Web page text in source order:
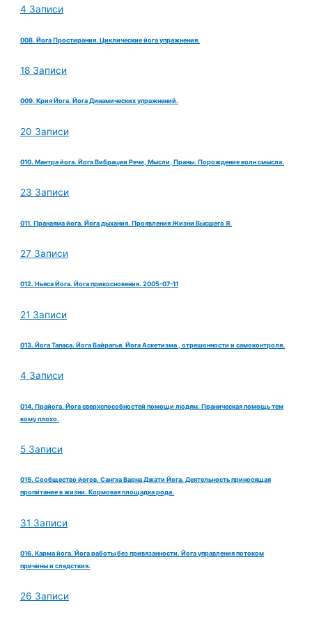
4 Записи
008. Йога Простирания. Циклические йога упражнения.
18 Записи
009. Крия Йога. Йога Динамических упражнений.
20 Записи
010. Мантра йога. Йога Вибрации Речи, Мысли, Праны. Порождение волн смысла.
23 Записи
011. Пранаяма йога. Йога дыхания. Проявления Жизни Высшего Я.
27 Записи
012. Ньяса Йога. Йога прикосновения. 2005-07-11
21 Записи
013. Йога Тапаса. Йога Вайрагья. Йога Аскетизма , отрешонности и самоконтроля.
4 Записи
014. Прайога. Йога сверхспособностей помощи людям. Праническая помощь тем
кому плохо.
5 Записи
015. Сообщество йогов. Сангха Варна Джати Йога. Деятельность приносящая
пропитание в жизни. Кормовая площадка рода.
31 Записи
016. Карма йога. Йога работы без привязанности. Йога управления потоком
причины и следствия.
26 Записи